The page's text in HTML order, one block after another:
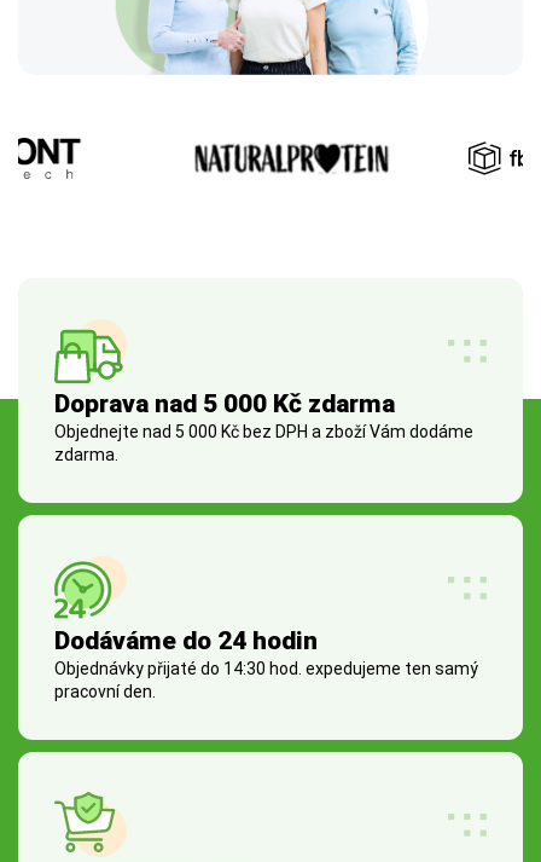
Doprava nad 5 000 Kč zdarma
Objednejte nad 5 000 Kč bez DPH a zboží Vám dodáme
zdarma.
Dodáváme do 24 hodin
Objednávky přijaté do 14:30 hod. expedujeme ten samý
pracovní den.